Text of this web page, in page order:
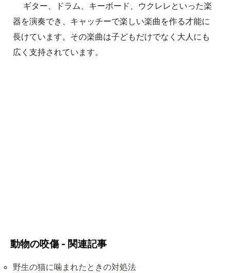
ギター、ドラム、キーボード、ウクレレといった楽
器を演奏でき、キャッチーで楽しい楽曲を作る才能に
長けています。その楽曲は子どもだけでなく大人にも
広く支持されています。
動物の咬傷 - 関連記事
野生の猫に噛まれたときの対処法